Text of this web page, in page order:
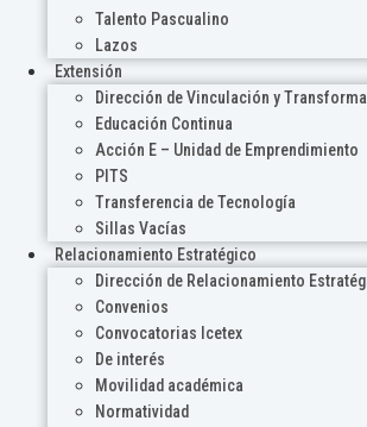
Talento Pascualino
Lazos
Extensión
Dirección de Vinculación y
Educación Continua
Acción E – Unidad de Emprendimiento
PITS
Transferencia de Tecnología
Sillas Vacías
Relacionamiento Estratégico
Dirección de Relacionamiento
Convenios
Convocatorias Icetex
De interés
Movilidad académica
Normatividad